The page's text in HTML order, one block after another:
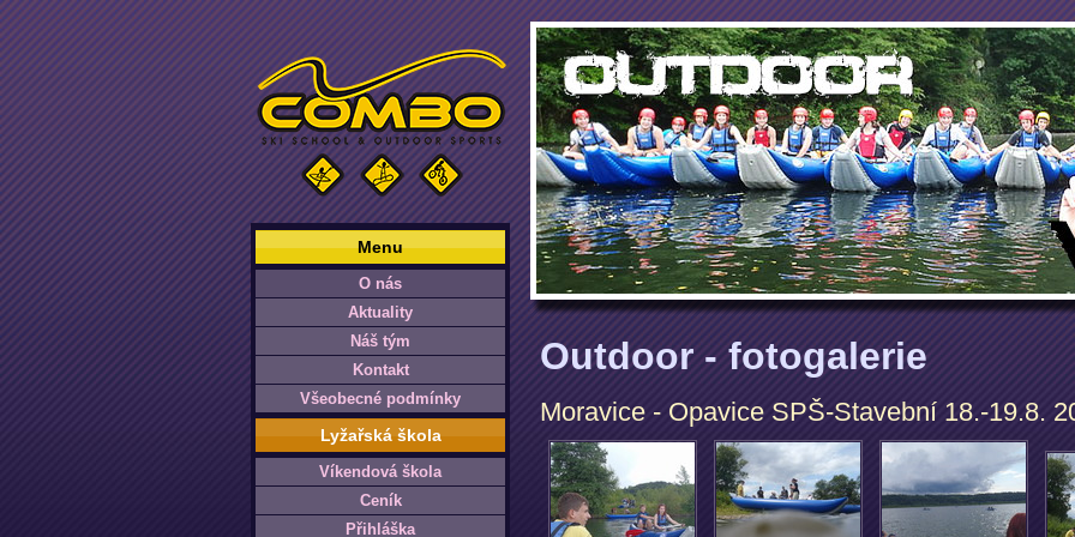
Menu
O nás
Aktuality
Náš tým
Kontakt
Všeobecné podmínky
Lyžařská škola
Víkendová škola
Ceník
Přihláška
Outdoor - fotogalerie
Moravice - Opavice SPŠ-Stavební 18.-19.8.